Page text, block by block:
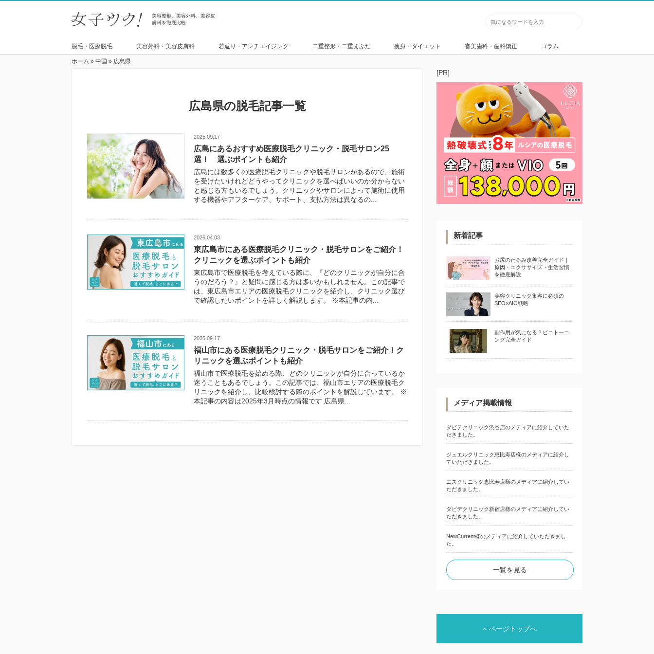
美容整形、美容外科、美容皮
膚科を徹底比較
脱毛・医療脱毛 美容外科・美容皮膚科 若返り・アンチエイジング 二重整形・二重まぶた 痩身・ダイエット 審美歯科・歯科矯正 コラム
ホーム » 中国 » 広島県
広島県の脱毛記事一覧
2025.09.17
広島にあるおすすめ医療脱毛クリニック・脱毛サロン25
選！ 選ぶポイントも紹介
広島には数多くの医療脱毛クリニックや脱毛サロンがあるので、施術
を受けたいけれどどうやってクリニックを選べばいいのか分からない
と感じる方もいるでしょう。クリニックやサロンによって施術に使用
する機器やアフターケア、サポート、支払方法は異なるの...
2026.04.03
東広島市にある医療脱毛クリニック・脱毛サロンをご紹介！
クリニックを選ぶポイントも紹介
東広島市で医療脱毛を考えている際に、『どのクリニックが自分に合
うのだろう？』と疑問に感じる方は多いかもしれません。この記事で
は、東広島市エリアの医療脱毛クリニックを紹介し、クリニック選び
で確認したいポイントを詳しく解説します。 ※本記事の内...
2025.09.17
福山市にある医療脱毛クリニック・脱毛サロンをご紹介！ク
リニックを選ぶポイントも紹介
福山市で医療脱毛を始める際、どのクリニックが自分に合っているか
迷うこともあるでしょう。この記事では、福山市エリアの医療脱毛ク
リニックを紹介し、比較検討する際のポイントを解説しています。 ※
本記事の内容は2025年3月時点の情報です 広島県...
[PR]
新着記事
お尻のたるみ改善完全ガイド｜
原因・エクササイズ・生活習慣
を徹底解説
美容クリニック集客に必須の
SEO×AIO戦略
副作用が気になる？ピコトーニ
ング完全ガイド
メディア掲載情報
ダビデクリニック渋谷店のメディアに紹介していた
だきました。
ジュエルクリニック恵比寿店様のメディアに紹介し
ていただきました。
エスクリニック恵比寿店様のメディアに紹介してい
ただきました。
ダビデクリニック新宿店様のメディアに紹介してい
ただきました。
NewCurrent様のメディアに紹介していただきまし
た。
一覧を見る
ページトップへ